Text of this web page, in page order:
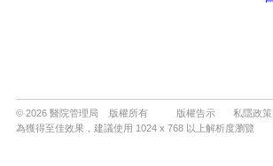
© 2026 醫院管理局 版權所有 版權告示 私隱政策
為獲得至佳效果，建議使用 1024 x 768 以上解析度瀏覽